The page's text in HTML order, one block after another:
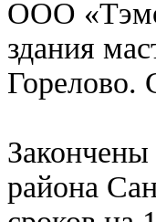
ООО
здания
Горелово.
района